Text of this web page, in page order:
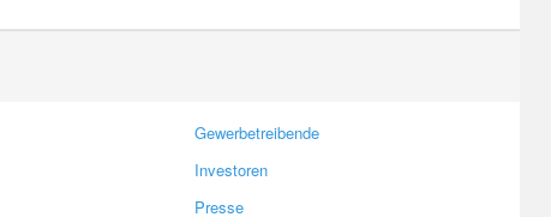
Gewerbetreibende
Investoren
Presse